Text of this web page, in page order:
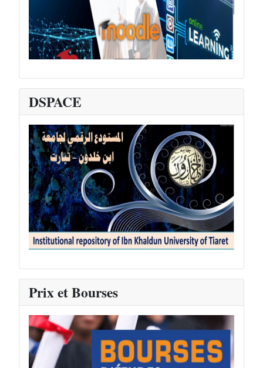
DSPACE
Prix et Bourses